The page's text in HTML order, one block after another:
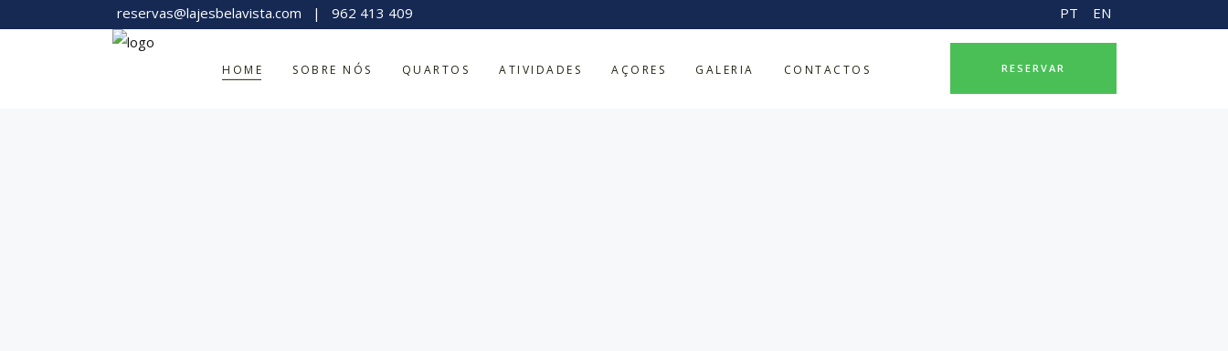
reservas@lajesbelavista.com | 962 413 409 PT EN
HOME SOBRE NÓS QUARTOS ATIVIDADES AÇORES GALERIA CONTACTOS RESERVAR